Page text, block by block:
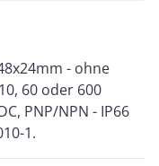
- ohne
60 oder 600
PNP/NPN - IP66
1.